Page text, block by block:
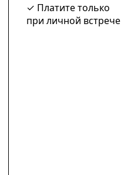
Платите только
при личной встрече